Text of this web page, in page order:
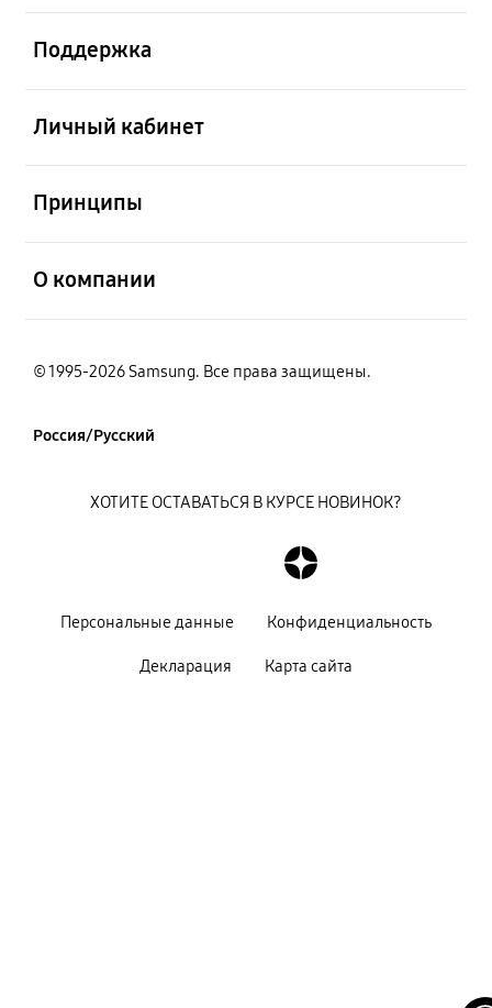
Поддержка
Личный кабинет
Принципы
О компании
© 1995-2026 Samsung. Все права защищены.
Россия/Русский
Персональные данные Конфиденциальность
Декларация Карта сайта
ХОТИТЕ ОСТАВАТЬСЯ В КУРСЕ НОВИНОК?